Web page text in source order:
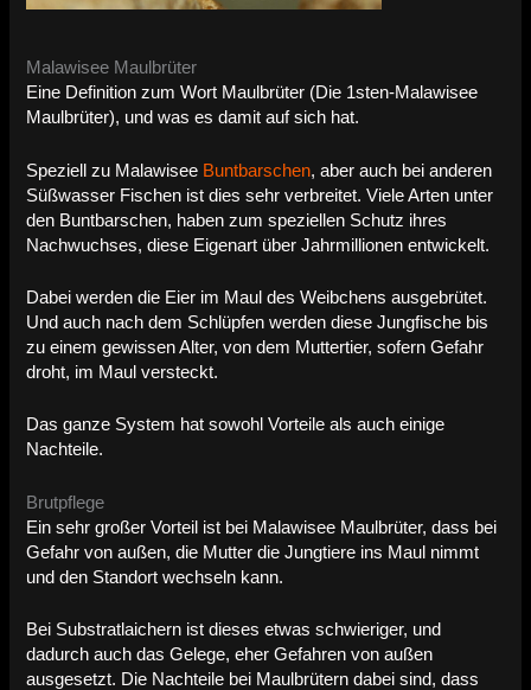
Malawisee Maulbrüter
Eine Definition zum Wort Maulbrüter (Die 1sten-Malawisee
Maulbrüter), und was es damit auf sich hat.
Speziell zu Malawisee Buntbarschen, aber auch bei anderen
Süßwasser Fischen ist dies sehr verbreitet. Viele Arten unter
den Buntbarschen, haben zum speziellen Schutz ihres
Nachwuchses, diese Eigenart über Jahrmillionen entwickelt.
Dabei werden die Eier im Maul des Weibchens ausgebrütet.
Und auch nach dem Schlüpfen werden diese Jungfische bis
zu einem gewissen Alter, von dem Muttertier, sofern Gefahr
droht, im Maul versteckt.
Das ganze System hat sowohl Vorteile als auch einige
Nachteile.
Brutpflege
Ein sehr großer Vorteil ist bei Malawisee Maulbrüter, dass bei
Gefahr von außen, die Mutter die Jungtiere ins Maul nimmt
und den Standort wechseln kann.
Bei Substratlaichern ist dieses etwas schwieriger, und
dadurch auch das Gelege, eher Gefahren von außen
ausgesetzt. Die Nachteile bei Maulbrütern dabei sind, dass